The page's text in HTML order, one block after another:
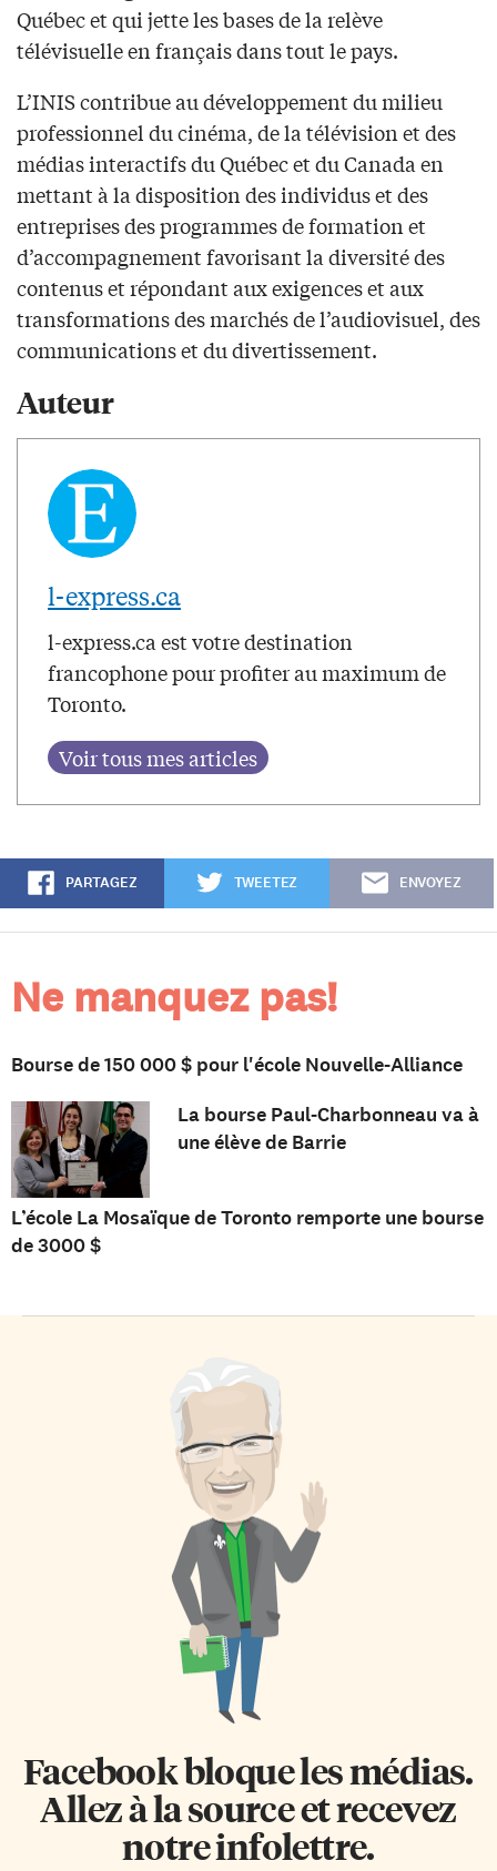
Québec et qui jette les bases de la relève
télévisuelle en français dans tout le pays.
L’INIS contribue au développement du milieu
professionnel du cinéma, de la télévision et des
médias interactifs du Québec et du Canada en
mettant à la disposition des individus et des
entreprises des programmes de formation et
d’accompagnement favorisant la diversité des
contenus et répondant aux exigences et aux
transformations des marchés de l’audiovisuel, des
communications et du divertissement.
Auteur
l-express.ca
l-express.ca est votre destination
francophone pour profiter au maximum de
Toronto.
PARTAGEZ TWEETEZ ENVOYEZ
Ne manquez pas!
Bourse de 150 000 $ pour l'école Nouvelle-Alliance
La bourse Paul-Charbonneau va à
une élève de Barrie
L’école La Mosaïque de Toronto remporte une bourse
de 3000 $
Facebook bloque les médias.
Allez à la source et recevez
notre infolettre.